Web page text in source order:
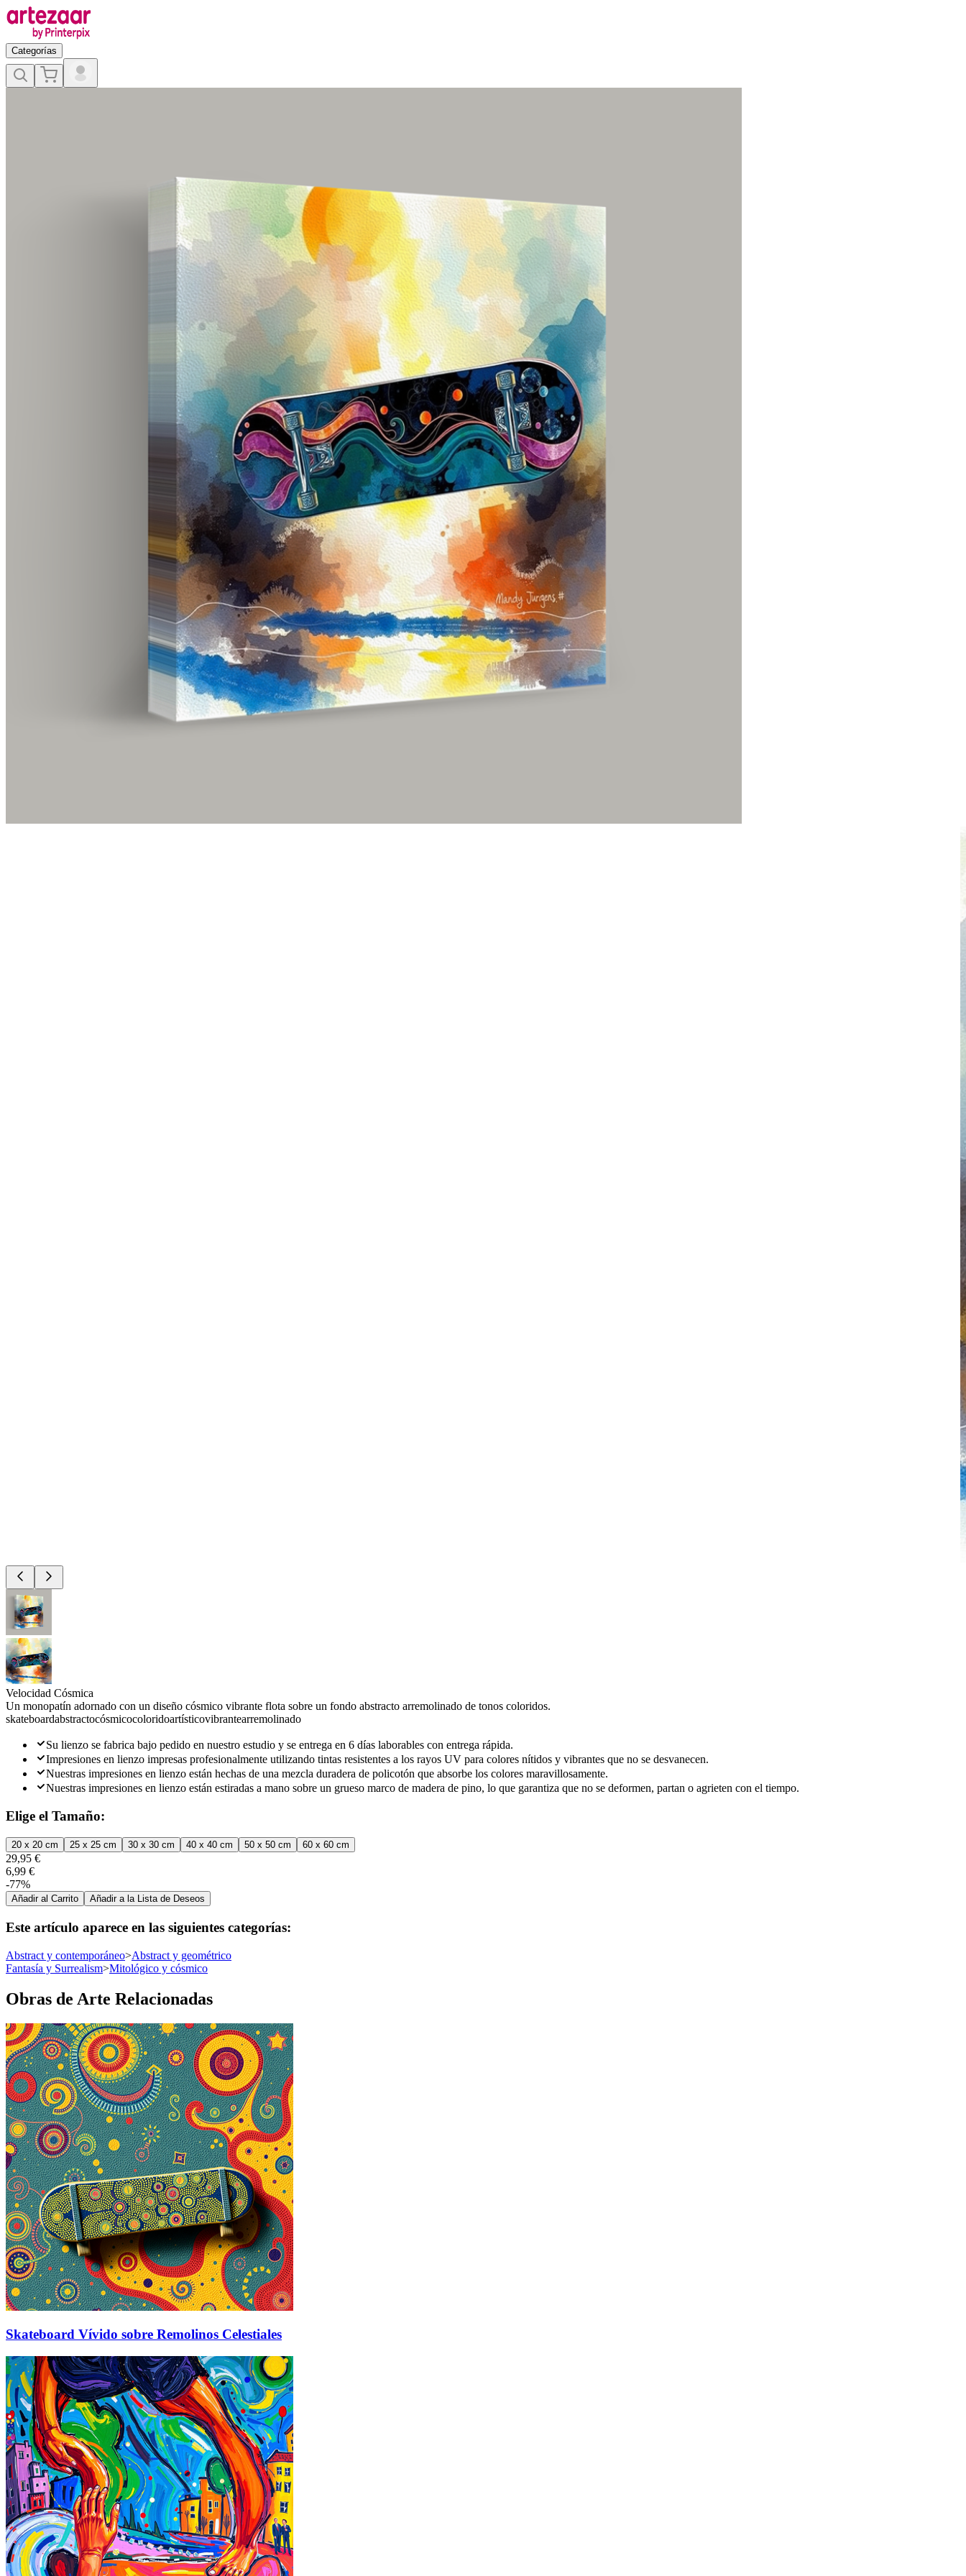
Categorías
Velocidad Cósmica
Un monopatín adornado con un diseño cósmico vibrante flota sobre un fondo abstracto arremolinado de tonos coloridos.
skateboardabstractocósmicocoloridoartísticovibrantearremolinado
Su lienzo se fabrica bajo pedido en nuestro estudio y se entrega en 6 días laborables con entrega rápida.
Impresiones en lienzo impresas profesionalmente utilizando tintas resistentes a los rayos UV para colores nítidos y vibrantes que no se desvanecen.
Nuestras impresiones en lienzo están hechas de una mezcla duradera de policotón que absorbe los colores maravillosamente.
Nuestras impresiones en lienzo están estiradas a mano sobre un grueso marco de madera de pino, lo que garantiza que no se deformen, partan o agrieten con el tiempo.
Elige el Tamaño:
20 x 20 cm 25 x 25 cm 30 x 30 cm 40 x 40 cm 50 x 50 cm 60 x 60 cm
29,95 €
6,99 €
-77%
Añadir al Carrito Añadir a la Lista de Deseos
Este artículo aparece en las siguientes categorías:
Abstract y contemporáneo>Abstract y geométrico
Fantasía y Surrealism>Mitológico y cósmico
Obras de Arte Relacionadas
Skateboard Vívido sobre Remolinos Celestiales